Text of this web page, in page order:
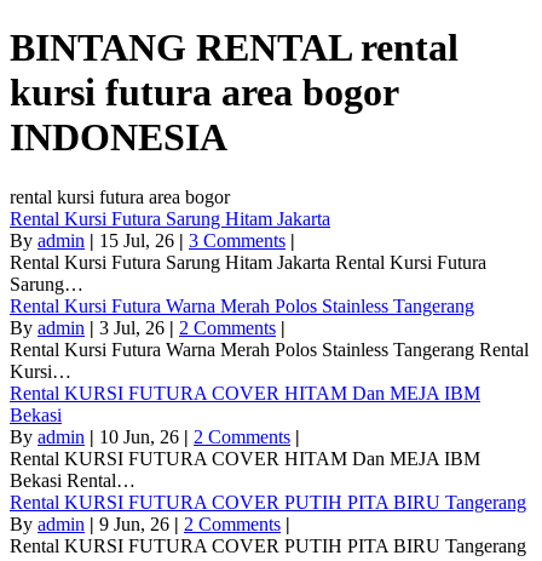
BINTANG RENTALrental
kursi futura area bogor
INDONESIA
rental kursi futura area bogor
Rental Kursi Futura Sarung Hitam Jakarta
By admin | 15 Jul, 26 | 3 Comments |
Rental Kursi Futura Sarung Hitam Jakarta Rental Kursi Futura
Sarung…
Rental Kursi Futura Warna Merah Polos Stainless Tangerang
By admin | 3 Jul, 26 | 2 Comments |
Rental Kursi Futura Warna Merah Polos Stainless Tangerang Rental
Kursi…
Rental KURSI FUTURA COVER HITAM Dan MEJA IBM
Bekasi
By admin | 10 Jun, 26 | 2 Comments |
Rental KURSI FUTURA COVER HITAM Dan MEJA IBM
Bekasi Rental…
Rental KURSI FUTURA COVER PUTIH PITA BIRU Tangerang
By admin | 9 Jun, 26 | 2 Comments |
Rental KURSI FUTURA COVER PUTIH PITA BIRU Tangerang